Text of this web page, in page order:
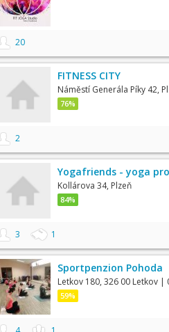
20
FITNESS CITY
Náměstí Generála Píky 42,
76%
2
Yogafriends - yoga
Kollárova 34, Plzeň
84%
3 1
Sportpenzion Pohoda
Letkov 180, 326 00 Letkov |
59%